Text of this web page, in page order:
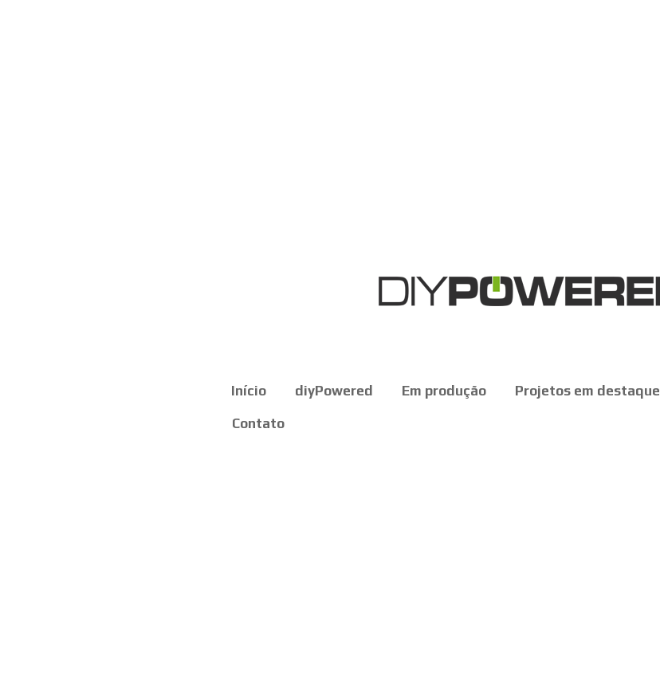
Início diyPowered Em produção Projetos em destaque
Contato